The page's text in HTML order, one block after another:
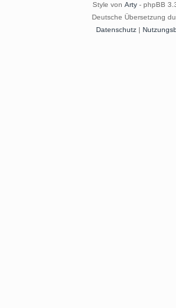
Style von Arty - phpBB
Deutsche Übersetzung
Datenschutz|